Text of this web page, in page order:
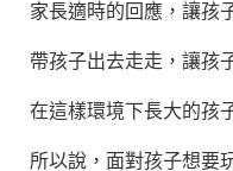
家長適時的回應，讓孩子
帶孩子出去走走，讓孩子
在這樣環境下長大的孩子
所以說，面對孩子想要玩